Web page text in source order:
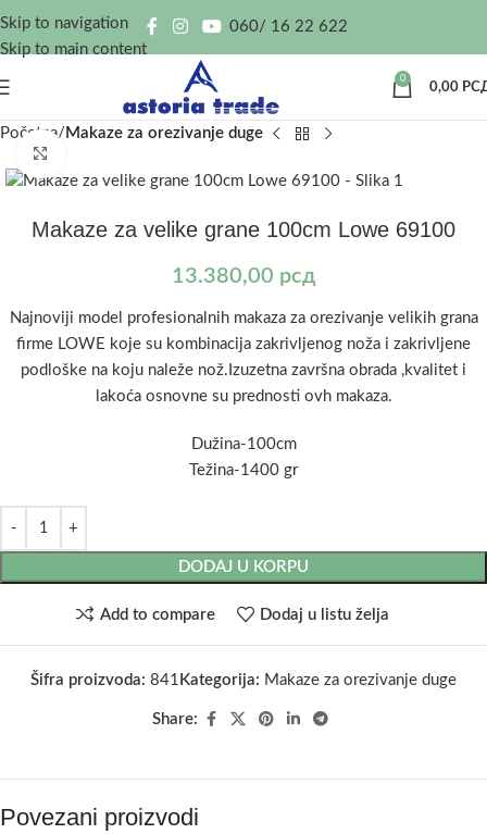
Skip to navigation
Skip to main content
060/ 16 22 622
0
0,00
Početna Makaze za orezivanje duge
Makaze za velike grane 100cm Lowe 69100
13.380,00 рсд
Najnoviji model profesionalnih makaza za orezivanje velikih grana
firme LOWE koje su kombinacija zakrivljenog noža i zakrivljene
podloške na koju naleže nož.Izuzetna završna obrada ,kvalitet i
lakoća osnovne su prednosti ovh makaza.
Dužina-100cm
Težina-1400 gr
DODAJ U KORPU
Add to compare Dodaj u listu želja
Šifra proizvoda: 841 Kategorija: Makaze za orezivanje duge
Share:
Povezani proizvodi